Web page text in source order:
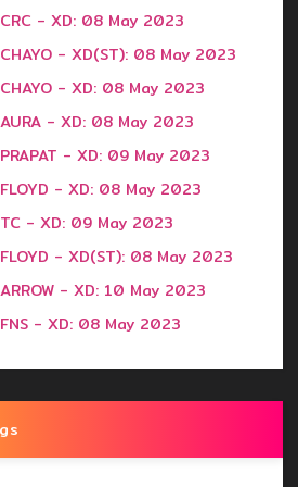
CRC - XD: 08 May 2023
CHAYO - XD(ST): 08 May 2023
CHAYO - XD: 08 May 2023
AURA - XD: 08 May 2023
PRAPAT - XD: 09 May 2023
FLOYD - XD: 08 May 2023
TC - XD: 09 May 2023
FLOYD - XD(ST): 08 May 2023
ARROW - XD: 10 May 2023
FNS - XD: 08 May 2023